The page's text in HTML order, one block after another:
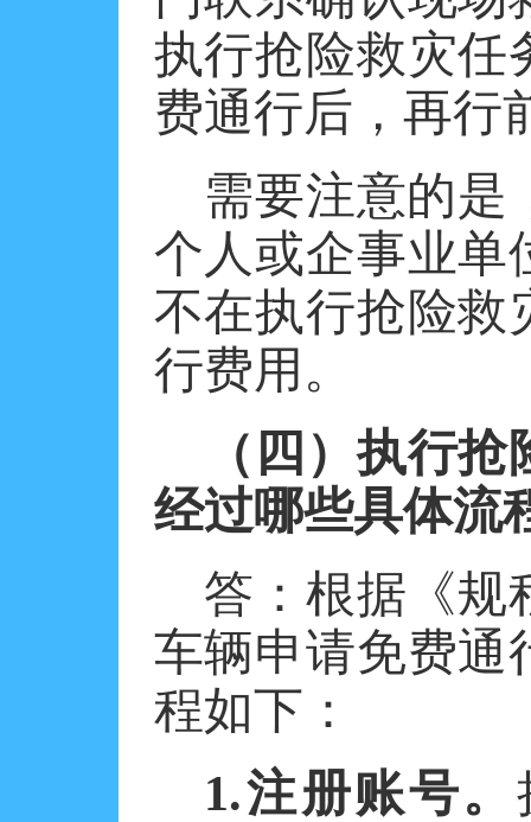
执行抢险救灾任
费通行后，再行
需要注意的是
个人或企事业单
不在执行抢险救
行费用。
（四）执行
经过哪些具体流
答：根据《规
车辆申请免费通
程如下：
1.注册账号。